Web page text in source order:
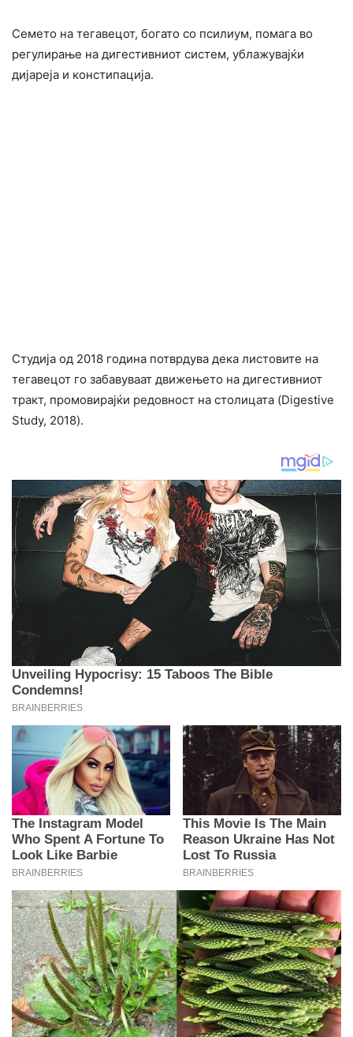
Семето на тегавецот, богато со псилиум, помага во
регулирање на дигестивниот систем, ублажувајќи
дијареја и констипација.
Студија од 2018 година потврдува дека листовите на
тегавецот го забавуваат движењето на дигестивниот
тракт, промовирајќи редовност на столицата (Digestive
Study, 2018).